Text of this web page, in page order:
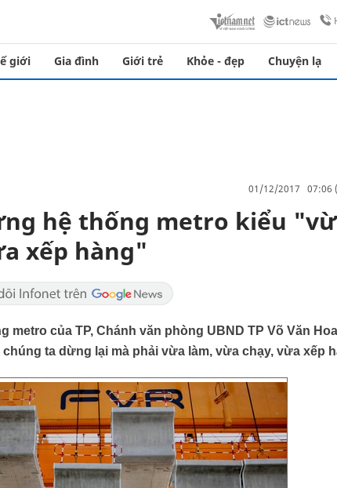
giới Gia đình Giới trẻ Khỏe - đẹp Chuyện lạ
01/12/2017 07:06
hệ thống metro kiểu
xếp hàng"
metro của TP, Chánh văn phòng UBND TP Võ Văn
ta dừng lại mà phải vừa làm, vừa chạy, vừa xếp